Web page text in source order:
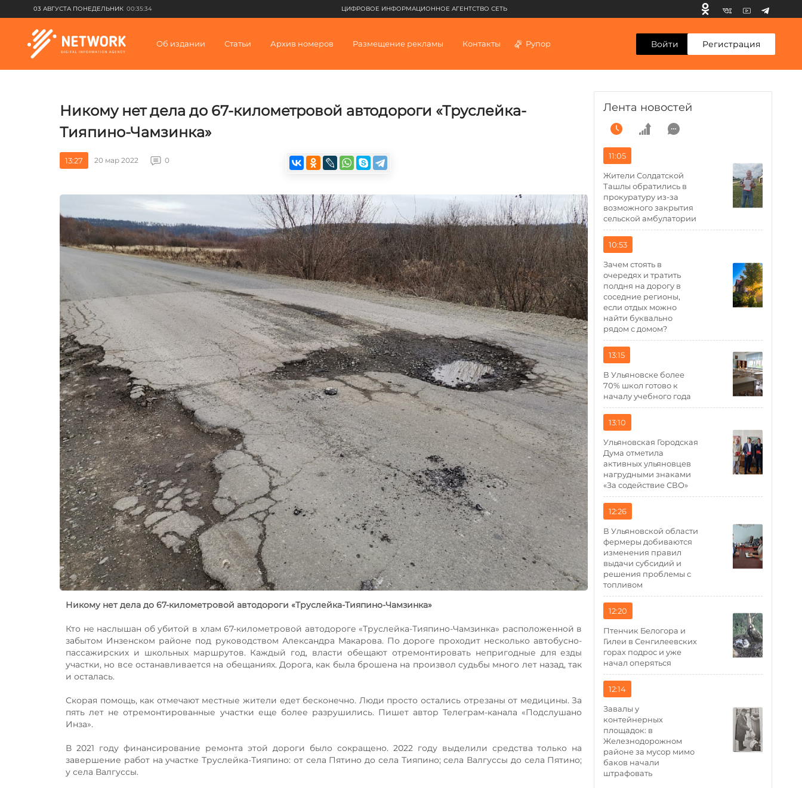
03 АВГУСТА ПОНЕДЕЛЬНИК 00:35:34 ЦИФРОВОЕ ИНФОРМАЦИОННОЕ АГЕНТСТВО СЕТЬ
Об издании Статьи Архив номеров Размещение рекламы Контакты Рупор Войти Регистрация
Никому нет дела до 67-километровой автодороги «Труслейка-
Тияпино-Чамзинка»
13:27 20 мар 2022 0
Никому нет дела до 67-километровой автодороги «Труслейка-Тияпино-Чамзинка»
Кто не наслышан об убитой в хлам 67-километровой автодороге «Труслейка-Тияпино-Чамзинка» расположенной в
забытом Инзенском районе под руководством Александра Макарова. По дороге проходит несколько автобусно-
пассажирских и школьных маршрутов. Каждый год, власти обещают отремонтировать непригодные для езды
участки, но все останавливается на обещаниях. Дорога, как была брошена на произвол судьбы много лет назад, так
и осталась.
Скорая помощь, как отмечают местные жители едет бесконечно. Люди просто остались отрезаны от медицины. За
пять лет не отремонтированные участки еще более разрушились. Пишет автор Телеграм-канала «Подслушано
Инза».
В 2021 году финансирование ремонта этой дороги было сокращено. 2022 году выделили средства только на
завершение работ на участке Труслейка-Тияпино: от села Пятино до села Тияпино; села Валгуссы до села Пятино;
у села Валгуссы.
Лента новостей
11:05
Жители Солдатской
Ташлы обратились в
прокуратуру из-за
возможного закрытия
сельской амбулатории
10:53
Зачем стоять в
очередях и тратить
полдня на дорогу в
соседние регионы,
если отдых можно
найти буквально
рядом с домом?
13:15
В Ульяновске более
70% школ готово к
началу учебного года
13:10
Ульяновская Городская
Дума отметила
активных ульяновцев
нагрудными знаками
«За содействие СВО»
12:26
В Ульяновской области
фермеры добиваются
изменения правил
выдачи субсидий и
решения проблемы с
топливом
12:20
Птенчик Белогора и
Гилеи в Сенгилеевских
горах подрос и уже
начал оперяться
12:14
Завалы у
контейнерных
площадок: в
Железнодорожном
районе за мусор мимо
баков начали
штрафовать